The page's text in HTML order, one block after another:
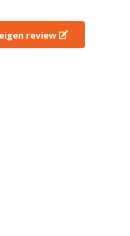
review